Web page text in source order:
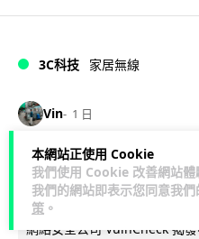
本網站正使用 Cookie
我們使用 Cookie 改善網站體
我們的網站即表示您同意我們
策 。
3C科技 家居無線
Vin 1 日
逾 20 款平價路由
動連線回中國 全
網絡安全公司 VulnCheck 揭